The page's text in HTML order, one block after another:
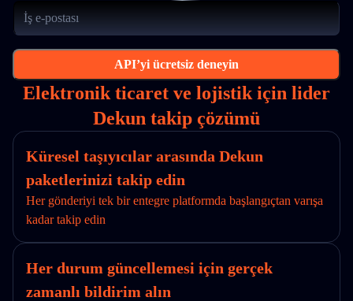
API’yi ücretsiz deneyin
Elektronik ticaret ve lojistik için lider
Dekun takip çözümü
Küresel taşıyıcılar arasında Dekun
paketlerinizi takip edin
Her gönderiyi tek bir entegre platformda başlangıçtan varışa
kadar takip edin
Her durum güncellemesi için gerçek
zamanlı bildirim alın